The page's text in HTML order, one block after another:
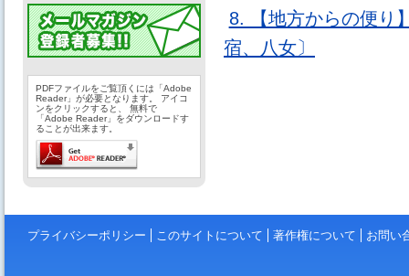
PDFファイルをご覧頂くには「Adobe
Reader」が必要となります。 アイコ
ンをクリックすると、 無料で
「Adobe Reader」をダウンロードす
ることが出来ます。
8. 【地方からの便り
宿、八女〕
プライバシーポリシー このサイトについて 著作権について お問い